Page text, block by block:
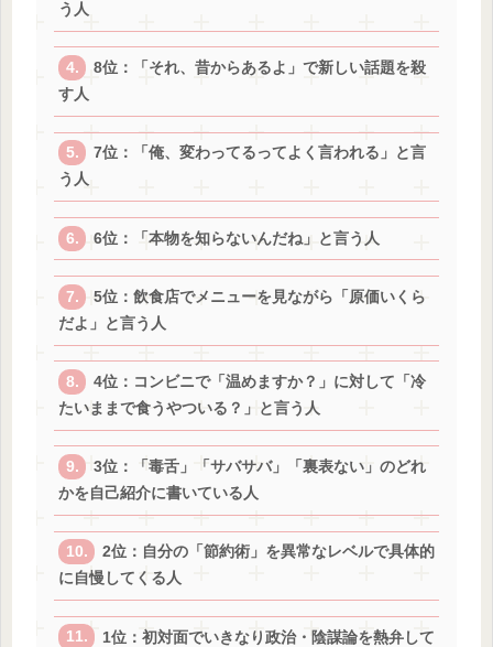
う人
8位：「それ、昔からあるよ」で新しい話題を殺
す人
7位：「俺、変わってるってよく言われる」と言
う人
6位：「本物を知らないんだね」と言う人
5位：飲食店でメニューを見ながら「原価いくら
だよ」と言う人
4位：コンビニで「温めますか？」に対して「冷
たいままで食うやついる？」と言う人
3位：「毒舌」「サバサバ」「裏表ない」のどれ
かを自己紹介に書いている人
2位：自分の「節約術」を異常なレベルで具体的
に自慢してくる人
1位：初対面でいきなり政治・陰謀論を熱弁して